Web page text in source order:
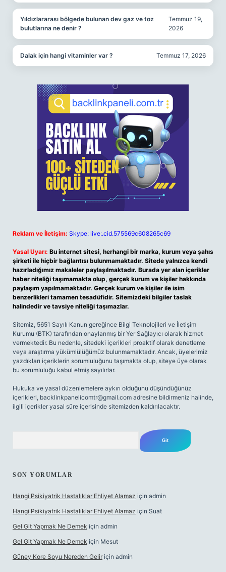
Yıldızlararası bölgede bulunan dev gaz ve toz
bulutlarına ne denir ?
Temmuz 19,
2026
Dalak için hangi vitaminler var ? Temmuz 17, 2026
Reklam ve İletişim: Skype: live:.cid.575569c608265c69
Yasal Uyarı: Bu internet sitesi, herhangi bir marka, kurum veya şahıs
şirketi ile hiçbir bağlantısı bulunmamaktadır. Sitede yalnızca kendi
hazırladığımız makaleler paylaşılmaktadır. Burada yer alan içerikler
haber niteliği taşımamakta olup, gerçek kurum ve kişiler hakkında
paylaşım yapılmamaktadır. Gerçek kurum ve kişiler ile isim
benzerlikleri tamamen tesadüfidir. Sitemizdeki bilgiler taslak
halindedir ve tavsiye niteliği taşımazlar.
Sitemiz, 5651 Sayılı Kanun gereğince Bilgi Teknolojileri ve İletişim
Kurumu (BTK) tarafından onaylanmış bir Yer Sağlayıcı olarak hizmet
vermektedir. Bu nedenle, sitedeki içerikleri proaktif olarak denetleme
veya araştırma yükümlülüğümüz bulunmamaktadır. Ancak, üyelerimiz
yazdıkları içeriklerin sorumluluğunu taşımakta olup, siteye üye olarak
bu sorumluluğu kabul etmiş sayılırlar.
Hukuka ve yasal düzenlemelere aykırı olduğunu düşündüğünüz
içerikleri, backlinkpanelicomtr@gmail.com adresine bildirmeniz halinde,
ilgili içerikler yasal süre içerisinde sitemizden kaldırılacaktır.
SON YORUMLAR
Hangi Psikiyatrik Hastalıklar Ehliyet Alamaz için admin
Hangi Psikiyatrik Hastalıklar Ehliyet Alamaz için Suat
Gel Git Yapmak Ne Demek için admin
Gel Git Yapmak Ne Demek için Mesut
Güney Kore Soyu Nereden Gelir için admin